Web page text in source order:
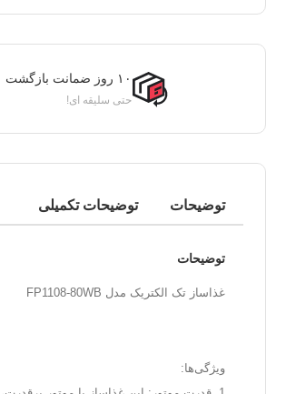
۱۰ روز ضمانت بازگشت
حتی سلیقه ای!
توضیحات توضیحات تکمیلی
توضیحات
غذاساز تک الکتریک مدل FP1108-80WB
ویژگی‌ها: